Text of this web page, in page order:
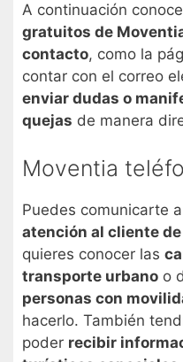
A continuación
gratuitos de
contacto, como la
contar con el correo
enviar dudas o
quejas de manera
Moventia
Puedes comunicarte
atención al cliente
quieres conocer las
transporte urbano o
personas con
hacerlo. También
poder recibir